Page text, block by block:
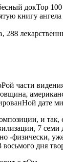
докТор
книгу
288
части
дате
и так,
7 семи
-физически,
дня